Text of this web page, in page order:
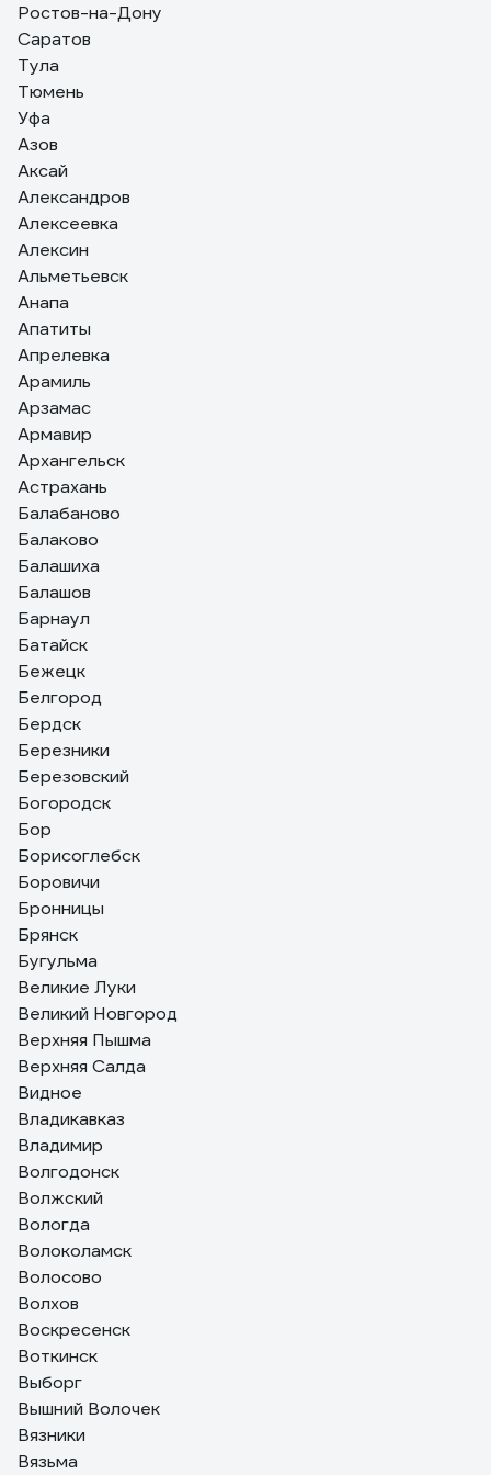
Ростов-на-Дону
Саратов
Тула
Тюмень
Уфа
Азов
Аксай
Александров
Алексеевка
Алексин
Альметьевск
Анапа
Апатиты
Апрелевка
Арамиль
Арзамас
Армавир
Архангельск
Астрахань
Балабаново
Балаково
Балашиха
Балашов
Барнаул
Батайск
Бежецк
Белгород
Бердск
Березники
Березовский
Богородск
Бор
Борисоглебск
Боровичи
Бронницы
Брянск
Бугульма
Великие Луки
Великий Новгород
Верхняя Пышма
Верхняя Салда
Видное
Владикавказ
Владимир
Волгодонск
Волжский
Вологда
Волоколамск
Волосово
Волхов
Воскресенск
Воткинск
Выборг
Вышний Волочек
Вязники
Вязьма